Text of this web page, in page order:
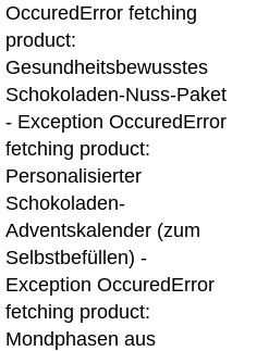
OccuredError fetching
product:
Gesundheitsbewusstes
Schokoladen-Nuss-Paket
- Exception OccuredError
fetching product:
Personalisierter
Schokoladen-
Adventskalender (zum
Selbstbefüllen) -
Exception OccuredError
fetching product:
Mondphasen aus